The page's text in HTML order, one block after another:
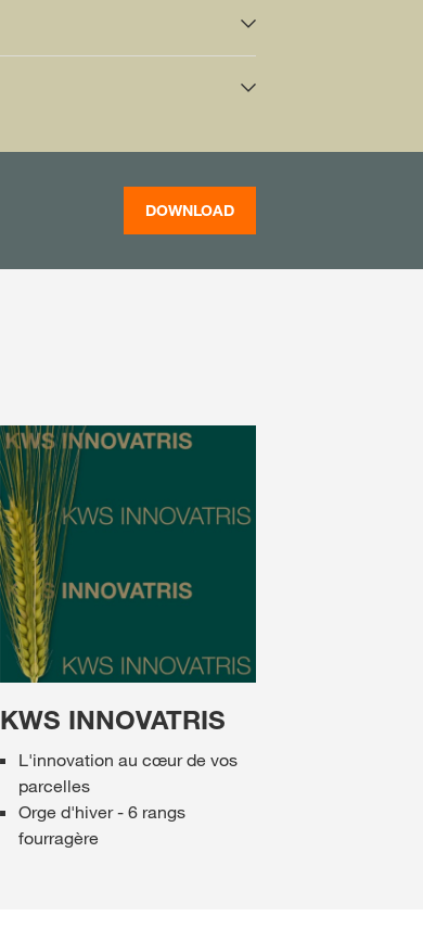
DOWNLOAD
KWS INNOVATRIS
L'innovation au cœur de vos
parcelles
Orge d'hiver - 6 rangs
fourragère